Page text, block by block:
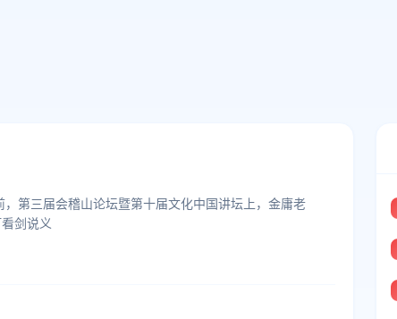
第三届会稽山论坛暨第十届文化中国讲坛上，金庸老
剑说义